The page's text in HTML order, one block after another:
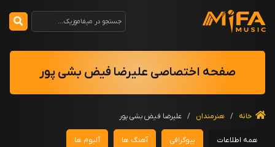
صفحه اختصاصی علیرضا فیض بشی پور
خانه / هنرمندان / علیرضا فیض بشی پور
همه اطلاعات بیوگرافی آهنگ ها آلبوم ها